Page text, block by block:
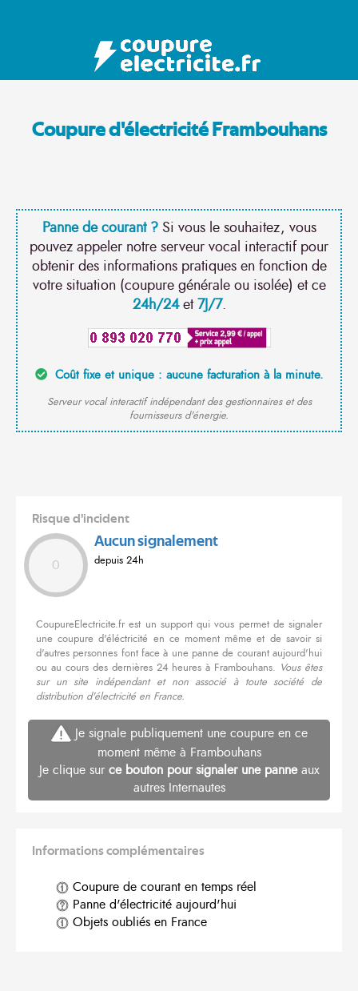
Coupure d'électricité Frambouhans
Panne de courant ?Si vous le souhaitez, vous
pouvez appeler notre serveur vocal interactif pour
obtenir des informations pratiques en fonction de
votre situation (coupure générale ou isolée) et ce
24h/24et7J/7.
Coût fixe et unique : aucune facturation à la minute.
Serveur vocal interactif indépendant des gestionnaires et des
fournisseurs d'énergie.
Risque d'incident
0
Aucun signalement
depuis 24h
CoupureElectricite.fr est un support qui vous permet de signaler
une coupure d'éléctricité en ce moment même et de savoir si
d'autres personnes font face à une panne de courant aujourd'hui
ou au cours des dernières 24 heures à Frambouhans. Vous êtes
sur un site indépendant et non associé à toute société de
distribution d'électricité en France.
Je signale publiquement une coupure en ce
moment même à Frambouhans
Je clique sur ce bouton pour signaler une panneaux
autres Internautes
Informations complémentaires
Coupure de courant en temps réel
Panne d'électricité aujourd'hui
Objets oubliés en France